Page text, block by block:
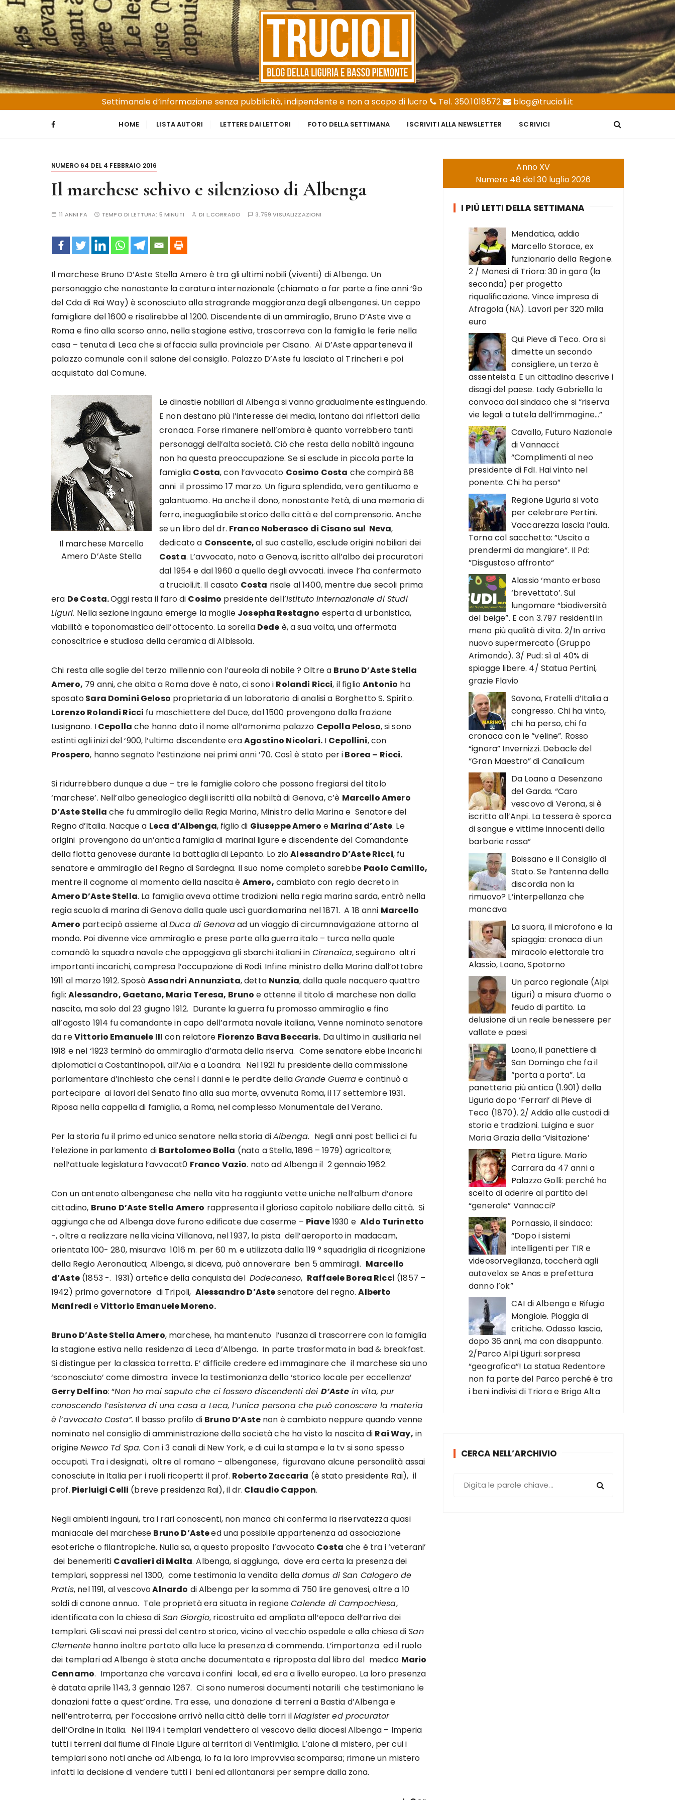
S
a
l
t
a
a
l
c
Trucioli
Liguria e Basso Piemonte
Settimanale d’informazione senza pubblicità, indipendente e non a scopo di lucro
Tel. 350.1018572 blog@trucioli.it
HOME LISTA AUTORI LETTERE DAI LETTORI FOTO DELLA SETTIMANA ISCRIVITI ALLA NEWSLETTER SCRIVICI
NUMERO 64 DEL 4 FEBBRAIO 2016
Il marchese schivo e silenzioso di Albenga
11 ANNI FA TEMPO DI LETTURA: 5 MINUTI DI L.CORRADO 3.759 VISUALIZZAZIONI
Il marchese Bruno D’Aste Stella Amero è tra gli ultimi nobili (viventi) di Albenga. Un
personaggio che nonostante la caratura internazionale (chiamato a far parte a fine anni ‘9o
del Cda di Rai Way) è sconosciuto alla stragrande maggioranza degli albenganesi. Un ceppo
famigliare del 1600 e risalirebbe al 1200. Discendente di un ammiraglio, Bruno D’Aste vive a
Roma e fino alla scorso anno, nella stagione estiva, trascorreva con la famiglia le ferie nella
casa – tenuta di Leca che si affaccia sulla provinciale per Cisano. Ai D’Aste apparteneva il
palazzo comunale con il salone del consiglio. Palazzo D’Aste fu lasciato al Trincheri e poi
acquistato dal Comune.
Il marchese Marcello
Amero D’Aste Stella
Le dinastie nobiliari di Albenga si vanno gradualmente estinguendo.
E non destano più l’interesse dei media, lontano dai riflettori della
cronaca. Forse rimanere nell’ombra è quanto vorrebbero tanti
personaggi dell’alta società. Ciò che resta della nobiltà ingauna
non ha questa preoccupazione. Se si esclude in piccola parte la
famiglia Costa, con l’avvocato Cosimo Costa che compirà 88
anni il prossimo 17 marzo. Un figura splendida, vero gentiluomo e
galantuomo. Ha anche il dono, nonostante l’età, di una memoria di
ferro, ineguagliabile storico della città e del comprensorio. Anche
se un libro del dr. Franco Noberasco di Cisano sul Neva,
dedicato a Conscente,al suo castello, esclude origini nobiliari dei
Costa. L’avvocato, nato a Genova, iscritto all’albo dei procuratori
dal 1954 e dal 1960 a quello degli avvocati. invece l’ha confermato
a trucioli.it. Il casato Costa risale al 1400, mentre due secoli prima
era De Costa.Oggi resta il faro di Cosimo presidente dell’Istituto Internazionale di Studi
Liguri. Nella sezione ingauna emerge la moglie Josepha Restagno esperta di urbanistica,
viabilità e toponomastica dell’ottocento. La sorella Dede è, a sua volta, una affermata
conoscitrice e studiosa della ceramica di Albissola.
Chi resta alle soglie del terzo millennio con l’aureola di nobile ? Oltre a Bruno D’Aste Stella
Amero, 79 anni, che abita a Roma dove è nato, ci sono i Rolandi Ricci, il figlioAntonio ha
sposatoSara Domini Geloso proprietaria di un laboratorio di analisi a Borghetto S. Spirito.
Lorenzo Rolandi Ricci fu moschiettere del Duce, dal 1500 provengono dalla frazione
Lusignano. ICepolla che hanno dato il nome all’omonimo palazzo Cepolla Peloso, si sono
estinti agli inizi del ‘900, l’ultimo discendente eraAgostino Nicolari.I Cepollini, con
Prospero, hanno segnato l’estinzione nei primi anni ’70. Così è stato per iBorea – Ricci.
Si ridurrebbero dunque a due – tre le famiglie coloro che possono fregiarsi del titolo
‘marchese’. Nell’albo genealogico degli iscritti alla nobiltà di Genova, c’è Marcello Amero
D’Aste Stella che fu ammiraglio della Regia Marina, Ministro della Marina e Senatore del
Regno d’Italia. Nacque a Leca d’Albenga, figlio di Giuseppe Amero e Marina d’Aste. Le
origini provengono da un’antica famiglia di marinai ligure e discendente del Comandante
della flotta genovese durante la battaglia di Lepanto. Lo zioAlessandro D’Aste Ricci, fu
senatore e ammiraglio del Regno di Sardegna. Il suo nome completo sarebbe Paolo Camillo,
mentre il cognome al momento della nascita è Amero, cambiato con regio decreto in
Amero D’Aste Stella. La famiglia aveva ottime tradizioni nella regia marina sarda, entrò nella
regia scuola di marina di Genova dalla quale uscì guardiamarina nel 1871. A 18 anni Marcello
Amero partecipò assieme alDuca di Genovaad un viaggio di circumnavigazione attorno al
mondo. Poi divenne vice ammiraglio e prese parte alla guerra italo – turca nella quale
comandò la squadra navale che appoggiava gli sbarchi italiani in Cirenaica, seguirono altri
importanti incarichi, compresa l’occupazione di Rodi. Infine ministro della Marina dall’ottobre
1911 al marzo 1912. SposòAssandri Annunziata, detta Nunzia, dalla quale nacquero quattro
figli:Alessandro, Gaetano, Maria Teresa, Bruno e ottenne il titolo di marchese non dalla
nascita, ma solo dal 23 giugno 1912. Durante la guerra fu promosso ammiraglio e fino
all’agosto 1914 fu comandante in capo dell’armata navale italiana, Venne nominato senatore
da reVittorio Emanuele III con relatore Fiorenzo Bava Beccaris. Da ultimo in ausiliaria nel
1918 e nel ‘1923 terminò da ammiraglio d’armata della riserva. Come senatore ebbe incarichi
diplomatici a Costantinopoli, all’Aia e a Loandra. Nel 1921 fu presidente della commissione
parlamentare d’inchiesta che censì i danni e le perdite dellaGrande Guerrae continuò a
partecipare ai lavori del Senato fino alla sua morte, avvenuta Roma, il 17 settembre 1931.
Riposa nella cappella di famiglia, a Roma, nel complesso Monumentale del Verano.
Per la storia fu il primo ed unico senatore nella storia diAlbenga. Negli anni post bellici ci fu
l’elezione in parlamento di Bartolomeo Bolla (nato a Stella, 1896 – 1979) agricoltore;
nell’attuale legislatura l’avvocat0 Franco Vazio. nato ad Albenga il 2 gennaio 1962.
Con un antenato albenganese che nella vita ha raggiunto vette uniche nell’album d’onore
cittadino, Bruno D’Aste Stella Amero rappresenta il glorioso capitolo nobiliare della città. Si
aggiunga che ad Albenga dove furono edificate due caserme – Piave1930 eAldo Turinetto
-, oltre a realizzare nella vicina Villanova, nel 1937, la pista dell’aeroporto in madacam,
orientata 100- 280, misurava 1016 m. per 60 m. e utilizzata dalla 119 ° squadriglia di ricognizione
della Regio Aeronautica; Albenga, si diceva, può annoverare ben 5 ammiragli. Marcello
d’Aste(1853 -. 1931) artefice della conquista del Dodecaneso, Raffaele Borea Ricci (1857 –
1942) primo governatore di Tripoli, Alessandro D’Astesenatore del regno.Alberto
Manfredi eVittorio Emanuele Moreno.
Bruno D’Aste Stella Amero, marchese, ha mantenuto l’usanza di trascorrere con la famiglia
la stagione estiva nella residenza di Leca d’Albenga. In parte trasformata in bad & breakfast.
Si distingue per la classica torretta. E’ difficile credere ed immaginare che il marchese sia uno
‘sconosciuto’ come dimostra invece la testimonianza dello ‘storico locale per eccellenza’
Gerry Delfino: “Non ho mai saputo che ci fossero discendenti dei D’Astein vita, pur
conoscendo l’esistenza di una casa a Leca, l’unica persona che può conoscere la materia
è l’avvocato Costa”. Il basso profilo di Bruno D’Astenon è cambiato neppure quando venne
nominato nel consiglio di amministrazione della società che ha visto la nascita di Rai Way, in
origineNewco Td Spa.Con i 3 canali di New York, e di cui la stampa e la tv si sono spesso
occupati. Tra i designati, oltre al romano – albenganese, figuravano alcune personalità assai
conosciute in Italia per i ruoli ricoperti: il prof. Roberto Zaccaria (è stato presidente Rai), il
prof. Pierluigi Celli (breve presidenza Rai), il dr. Claudio Cappon.
Negli ambienti ingauni, tra i rari conoscenti, non manca chi conferma la riservatezza quasi
maniacale del marchese Bruno D’Asteed una possibile appartenenza ad associazione
esoteriche o filantropiche. Nulla sa, a questo proposito l’avvocato Costa che è tra i ‘veterani’
dei benemeriti Cavalieri di Malta. Albenga, si aggiunga, dove era certa la presenza dei
templari, soppressi nel 1300, come testimonia la vendita della domus di San Calogero de
Pratis, nel 1191, al vescovoAlnardo di Albenga per la somma di 750 lire genovesi, oltre a 10
soldi di canone annuo. Tale proprietà era situata in regioneCalende di Campochiesa,
identificata con la chiesa di San Giorgio, ricostruita ed ampliata all’epoca dell’arrivo dei
templari. Gli scavi nei pressi del centro storico, vicino al vecchio ospedale e alla chiesa diSan
Clemente hanno inoltre portato alla luce la presenza di commenda. L’importanza ed il ruolo
dei templari ad Albenga è stata anche documentata e riproposta dal libro del medico Mario
Cennamo. Importanza che varcava i confini locali, ed era a livello europeo. La loro presenza
è datata aprile 1143, 3 gennaio 1267. Ci sono numerosi documenti notarili che testimoniano le
donazioni fatte a quest’ordine. Tra esse, una donazione di terreni a Bastia d’Albenga e
nell’entroterra, per l’occasione arrivò nella città delle torri ilMagister ed procurator
dell’Ordine in Italia. Nel 1194 i templari vendettero al vescovo della diocesi Albenga – Imperia
tutti i terreni dal fiume di Finale Ligure ai territori di Ventimiglia. L’alone di mistero, per cui i
templari sono noti anche ad Albenga, lo fa la loro improvvisa scomparsa; rimane un mistero
infatti la decisione di vendere tutti i beni ed allontanarsi per sempre dalla zona.
Anno XV
Numero 48 del 30 luglio 2026
I PIÙ LETTI DELLA SETTIMANA
Mendatica, addio
Marcello Storace, ex
funzionario della Regione.
2 / Monesi di Triora: 30 in gara (la
seconda) per progetto
riqualificazione. Vince impresa di
Afragola (NA). Lavori per 320 mila
euro
Qui Pieve di Teco. Ora si
dimette un secondo
consigliere, un terzo è
assenteista. E un cittadino descrive i
disagi del paese. Lady Gabriella lo
convoca dal sindaco che si “riserva
vie legali a tutela dell’immagine…”
Cavallo, Futuro Nazionale
di Vannacci:
“Complimenti al neo
presidente di FdI. Hai vinto nel
ponente. Chi ha perso”
Regione Liguria si vota
per celebrare Pertini.
Vaccarezza lascia l’aula.
Torna col sacchetto: ”Uscito a
prendermi da mangiare“. Il Pd:
”Disgustoso affronto“
Alassio ‘manto erboso
‘brevettato’. Sul
lungomare “biodiversità
del beige”. E con 3.797 residenti in
meno più qualità di vita. 2/In arrivo
nuovo supermercato (Gruppo
Arimondo). 3/ Pud: sì al 40% di
spiagge libere. 4/ Statua Pertini,
grazie Flavio
Savona, Fratelli d’Italia a
congresso. Chi ha vinto,
chi ha perso, chi fa
cronaca con le “veline”. Rosso
“ignora” Invernizzi. Debacle del
“Gran Maestro” di Canalicum
Da Loano a Desenzano
del Garda. “Caro
vescovo di Verona, si è
iscritto all’Anpi. La tessera è sporca
di sangue e vittime innocenti della
barbarie rossa”
Boissano e il Consiglio di
Stato. Se l’antenna della
discordia non la
rimuovo? L’interpellanza che
mancava
La suora, il microfono e la
spiaggia: cronaca di un
miracolo elettorale tra
Alassio, Loano, Spotorno
Un parco regionale (Alpi
Liguri) a misura d’uomo o
feudo di partito. La
delusione di un reale benessere per
vallate e paesi
Loano, il panettiere di
San Domingo che fa il
“porta a porta”. La
panetteria più antica (1.901) della
Liguria dopo ‘Ferrari’ di Pieve di
Teco (1870). 2/ Addio alle custodi di
storia e tradizioni. Luigina e suor
Maria Grazia della ‘Visitazione’
Pietra Ligure. Mario
Carrara da 47 anni a
Palazzo Golli: perché ho
scelto di aderire al partito del
“generale” Vannacci?
Pornassio, il sindaco:
“Dopo i sistemi
intelligenti per TIR e
videosorveglianza, toccherà agli
autovelox se Anas e prefettura
danno l’ok”
CAI di Albenga e Rifugio
Mongioie. Pioggia di
critiche. Odasso lascia,
dopo 36 anni, ma con disappunto.
2/Parco Alpi Liguri: sorpresa
“geografica”! La statua Redentore
non fa parte del Parco perché è tra
i beni indivisi di Triora e Briga Alta
CERCA NELL’ARCHIVIO